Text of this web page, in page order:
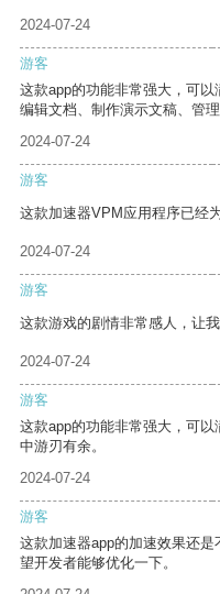
2024-07-24
游客
这款app的功能非常强大，可
编辑文档、制作演示文稿、管理
2024-07-24
游客
这款加速器VPM应用程序已经
2024-07-24
游客
这款游戏的剧情非常感人，让我
2024-07-24
游客
这款app的功能非常强大，可
中游刃有余。
2024-07-24
游客
这款加速器app的加速效果还
望开发者能够优化一下。